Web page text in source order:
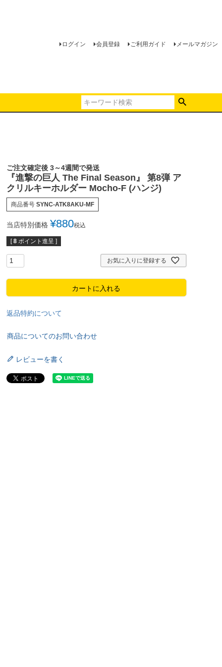
ログイン 会員登録 ご利用ガイド メールマガジン
ご注文確定後 3～4週間で発送
『進撃の巨人 The Final Season』 第8弾 ア
クリルキーホルダー Mocho-F (ハンジ)
商品番号 SYNC-ATK8AKU-MF
当店特別価格 ¥880税込
[ 8 ポイント進呈 ]
お気に入りに登録する
カートに入れる
返品特約について
商品についてのお問い合わせ
レビューを書く